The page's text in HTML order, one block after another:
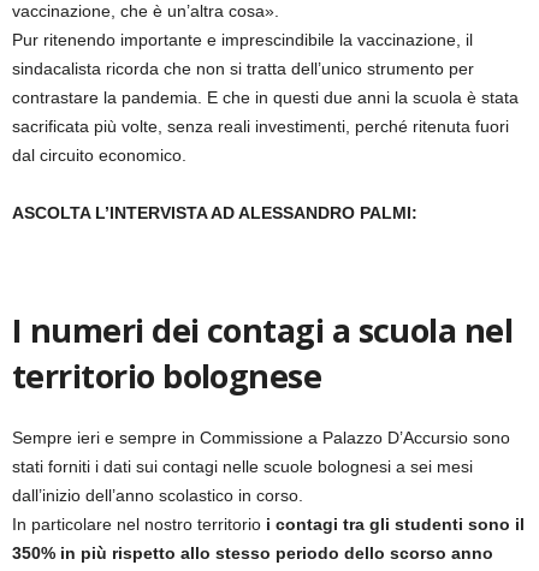
vaccinazione, che è un’altra cosa».
Pur ritenendo importante e imprescindibile la vaccinazione, il
sindacalista ricorda che non si tratta dell’unico strumento per
contrastare la pandemia. E che in questi due anni la scuola è stata
sacrificata più volte, senza reali investimenti, perché ritenuta fuori
dal circuito economico.
ASCOLTA L’INTERVISTA AD ALESSANDRO PALMI:
I numeri dei contagi a scuola nel
territorio bolognese
Sempre ieri e sempre in Commissione a Palazzo D’Accursio sono
stati forniti i dati sui contagi nelle scuole bolognesi a sei mesi
dall’inizio dell’anno scolastico in corso.
In particolare nel nostro territorio i contagi tra gli studenti sono il
350% in più rispetto allo stesso periodo dello scorso anno